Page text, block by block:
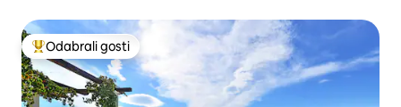
Među najviše rangiranima s oznakom „Odabrali gosti”
Odabrali gosti